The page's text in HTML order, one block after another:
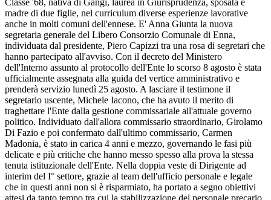
Classe '68, nativa di Gangi, laurea in Giurisprudenza, sposata e
madre di due figlie, nel curriculum diverse esperienze lavorative
anche in molti comuni dell'ennese. E' Anna Giunta la nuova
segretaria generale del Libero Consorzio Comunale di Enna,
individuata dal presidente, Piero Capizzi tra una rosa di segretari che
hanno partecipato all'avviso. Con il decreto del Ministero
dell'Interno assunto al protocollo dell'Ente lo scorso 8 agosto è stata
ufficialmente assegnata alla guida del vertice amministrativo e
prenderà servizio lunedì 25 agosto. A lasciare il testimone il
segretario uscente, Michele Iacono, che ha avuto il merito di
traghettare l'Ente dalla gestione commissariale all'attuale governo
politico. Individuato dall'allora commissario straordinario, Girolamo
Di Fazio e poi confermato dall'ultimo commissario, Carmen
Madonia, è stato in carica 4 anni e mezzo, governando le fasi più
delicate e più critiche che hanno messo spesso alla prova la stessa
tenuta istituzionale dell'Ente. Nella doppia veste di Dirigente ad
interim del I° settore, grazie al team dell'ufficio personale e legale
che in questi anni non si è risparmiato, ha portato a segno obiettivi